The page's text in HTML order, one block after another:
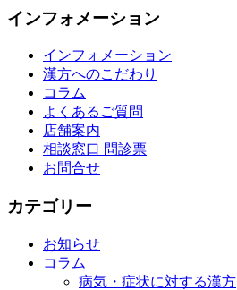
インフォメーション
インフォメーション
漢方へのこだわり
コラム
よくあるご質問
店舗案内
相談窓口 問診票
お問合せ
カテゴリー
お知らせ
コラム
病気・症状に対する漢方